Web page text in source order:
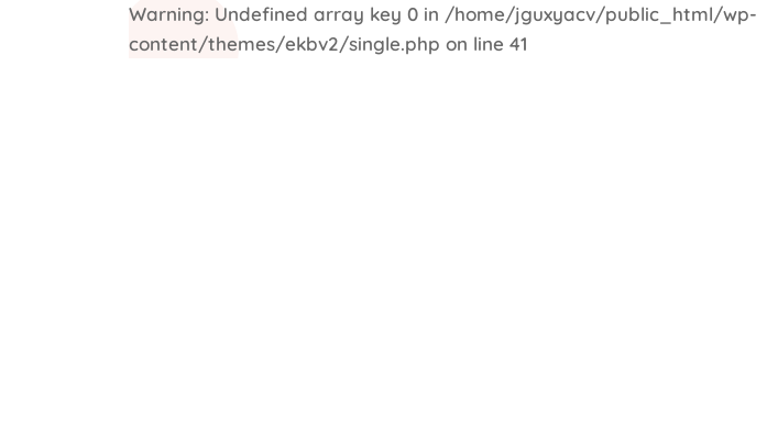
Warning: Undefined array key 0 in /home/jguxyacv/public_html/wp-
content/themes/ekbv2/single.php on line 41